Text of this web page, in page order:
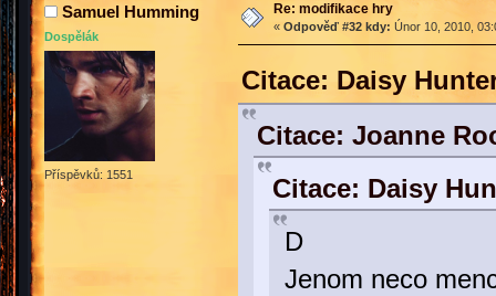
Samuel Humming
Dospělák
Příspěvků: 1551
Re: modifikace hry
« Odpověď #32 kdy: Únor 10, 2010,
Citace: Daisy
Citace: Joanne
Citace: Daisy
D
Jenom neco